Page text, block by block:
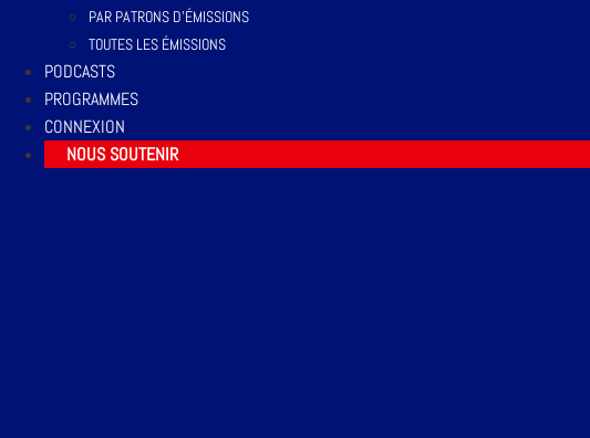
PAR PATRONS D’ÉMISSIONS
TOUTES LES ÉMISSIONS
PODCASTS
PROGRAMMES
CONNEXION
NOUS SOUTENIR